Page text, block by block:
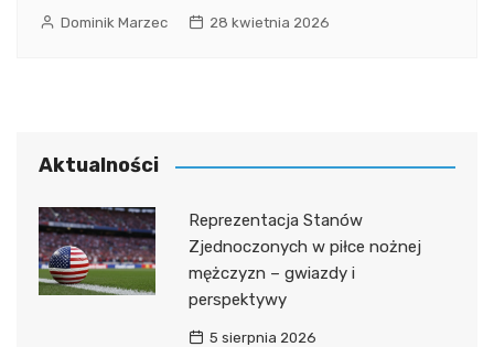
Dominik Marzec 28 kwietnia 2026
Aktualności
Reprezentacja Stanów
Zjednoczonych w piłce nożnej
mężczyzn – gwiazdy i
perspektywy
5 sierpnia 2026